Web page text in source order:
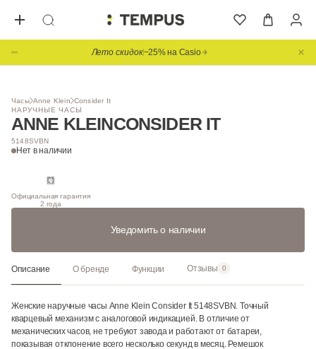
Лето скидок−25% на Casio
Часы Anne Klein Consider It
НАРУЧНЫЕ ЧАСЫ
ANNE KLEINCONSIDER IT
5148SVBN
Нет в наличии
НОВИНКА
1/ 3
Официальная гарантия
2 года
Уведомить о наличии
Описание О бренде Функции Отзывы 0
Женские наручные часы Anne Klein Consider It 5148SVBN. Точный
кварцевый механизм с аналоговой индикацией. В отличие от
механических часов, не требуют завода и работают от батареи,
показывая отклонение всего несколько секунд в месяц. Ремешок